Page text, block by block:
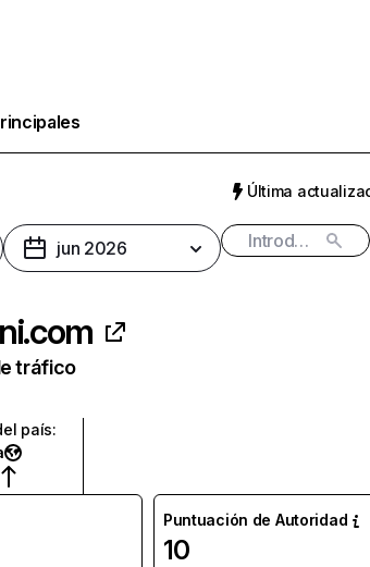
Última
jun 2026
tráfico
país:
Puntuación de Autoridad
10